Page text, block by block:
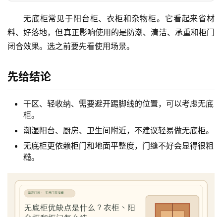
无底柜常见于阳台柜、衣柜和杂物柜。它看起来省材
料、好落地，但真正影响使用的是防潮、清洁、承重和柜门
闭合效果。选之前要先看使用场景。
先给结论
干区、轻收纳、需要避开踢脚线的位置，可以考虑无底
柜。
潮湿阳台、厨房、卫生间附近，不建议轻易做无底柜。
无底柜更依赖柜门和地面平整度，门缝不好会显得很粗
糙。